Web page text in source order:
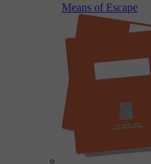
Means of Escape